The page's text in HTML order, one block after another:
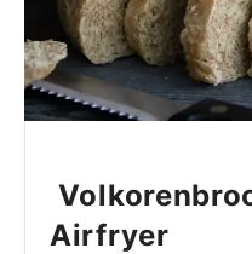
Airfryer